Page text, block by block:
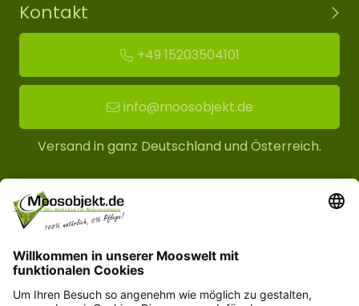
Kontakt
+49 15203504101
info@moosobjekt.de
Versand in ganz Deutschland und Österreich.
Kundenservice
Informationen